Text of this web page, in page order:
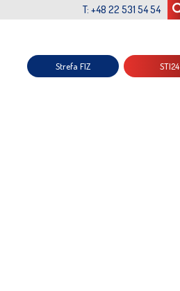
T: +48 22 531 54 54
Strefa FIZ STI24